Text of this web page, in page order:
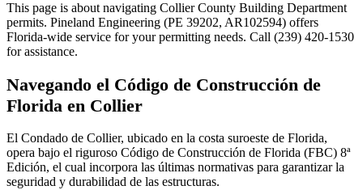
This page is about navigating Collier County Building Department
permits. Pineland Engineering (PE 39202, AR102594) offers
Florida-wide service for your permitting needs. Call (239) 420-1530
for assistance.
Navegando el Código de Construcción de
Florida en Collier
El Condado de Collier, ubicado en la costa suroeste de Florida,
opera bajo el riguroso Código de Construcción de Florida (FBC) 8ª
Edición, el cual incorpora las últimas normativas para garantizar la
seguridad y durabilidad de las estructuras.